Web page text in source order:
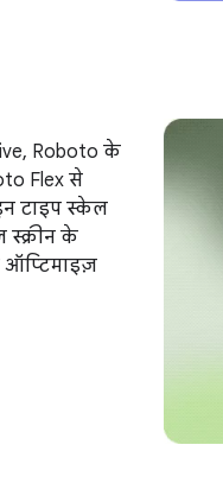
Roboto के
Flex से
टाइप स्केल
स्क्रीन के
ऑप्टिमाइज़